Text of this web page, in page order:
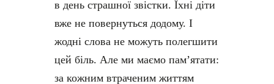
в день страшної звістки. Їхні діти
вже не повернуться додому. І
жодні слова не можуть полегшити
цей біль. Але ми маємо пам’ятати:
за кожним втраченим життям